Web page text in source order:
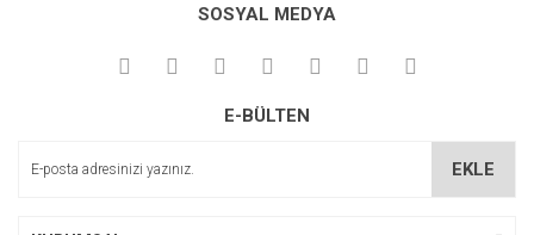
SOSYAL MEDYA
E-BÜLTEN
EKLE